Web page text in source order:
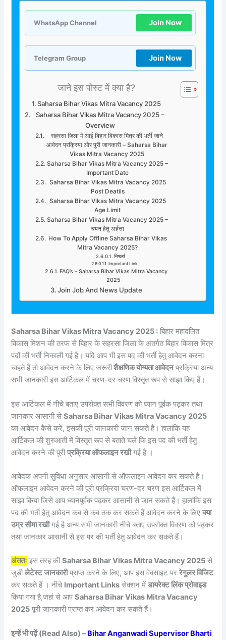
WhatsApp Channel Join Now
Telegram Group Join Now
जाने इस पोस्ट में क्या है?
Saharsa Bihar Vikas Mitra Vacancy 2025
Saharsa Bihar Vikas Mitra Vacancy 2025 –
Overview
सहरसा जिला में आई बिहार विकास मित्र की भर्ती जाने
आवेदन प्रक्रिया और पूरी जानकारी – Saharsa Bihar
Vikas Mitra Vacancy 2025
Saharsa Bihar Vikas Mitra Vacancy 2025 –
Important Date
Saharsa Bihar Vikas Mitra Vacancy 2025
Post Deatils
Saharsa Bihar Vikas Mitra Vacancy 2025
Age Limit
Saharsa Bihar Vikas Mitra Vacancy 2025 –
चयन हेतु अर्हत्ता
How To Apply Offline Saharsa Bihar Vikas
Mitra Vacancy 2025?
निष्कर्ष
Important Link
FAQ’s – Saharsa Bihar Vikas Mitra Vacancy
2025
Join Job And News Update
Saharsa Bihar Vikas Mitra Vacancy 2025 : बिहार महादलित
विकास मिशन की तरफ से बिहार के सहरसा जिला के अंतर्गत बिहार विकास मित्र
पदों की भर्ती निकाली गई है। यदि आप भी इस पद की भर्ती हेतु आवेदन करना
चाहते हैं तो आवेदन करने के लिए जरूरीशैक्षणिक योग्यता आवेदनप्रक्रिया अन्य
सभी जानकारी इस आर्टिकल में चरण-दर चरण विस्तृत रूप से साझा किए हैं।
इस आर्टिकल में नीचे बताए उपरोक्त सभी विवरण को ध्यान पूर्वक पढ़कर तथा
जानकार आसानी सेSaharsa Bihar Vikas Mitra Vacancy 2025
का आवेदन कैसे करें, इसकी पूरी जानकारी जान सकते हैं। हालांकि यह
आर्टिकल की शुरुआती में विस्तृत रूप से बताते चले कि इस पद की भर्ती हेतु
आवेदन करने की पूरीप्रक्रिया ऑफलाइन रखीगई है ।
आवेदक अपनी सुविधा अनुसार आसानी से ऑफलाइन आवेदन कर सकते हैं।
ऑफलाइन आवेदन करने की पूरी प्रक्रिया चरण-दर चरण इस आर्टिकल में
साझा किया जिसे आप ध्यानपूर्वक पढ़कर आसानी से जान सकते हैं। हालांकि इस
पद की भर्ती हेतु आवेदन कब से कब तक कर सकते हैं आवेदन करने के लिएक्या
उम्र सीमा रखीगई है अन्य सभी जानकारी नीचे बताए उपरोक्त विवरण को पढ़कर
तथा जानकार आसानी से इस पर की भर्ती हेतु आवेदन कर सकते हैं।
अंततः इस तरह कीSaharsa Bihar Vikas Mitra Vacancy 2025 से
जुड़ीलेटेस्ट जानकारीप्राप्त करने के लिए, आप इस वेबसाइट पररेगुलर विजिट
कर सकते हैं । नीचे Important Links सेक्शन मेंडायरेक्ट लिंक प्रोवाइड
किया गया है,जहां से आपSaharsa Bihar Vikas Mitra Vacancy
2025 पूरी जानकारी प्राप्त कर आवेदन कर सकते हैं।
इन्हें भी पढ़ें (Read Also) –Bihar Anganwadi Supervisor Bharti